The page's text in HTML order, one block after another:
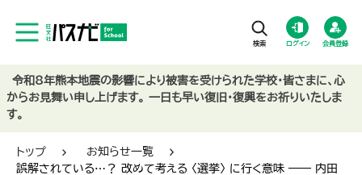
ログイン 会員登録
トップ
お知らせ一覧
誤解されている…？ 改めて考える 〈選挙〉 に行く意味 ―― 内田
令和8年熊本地震の影響により被害を受けられた学校・皆さまに、心
からお見舞い申し上げます。 一日も早い復旧・復興をお祈りいたしま
す。